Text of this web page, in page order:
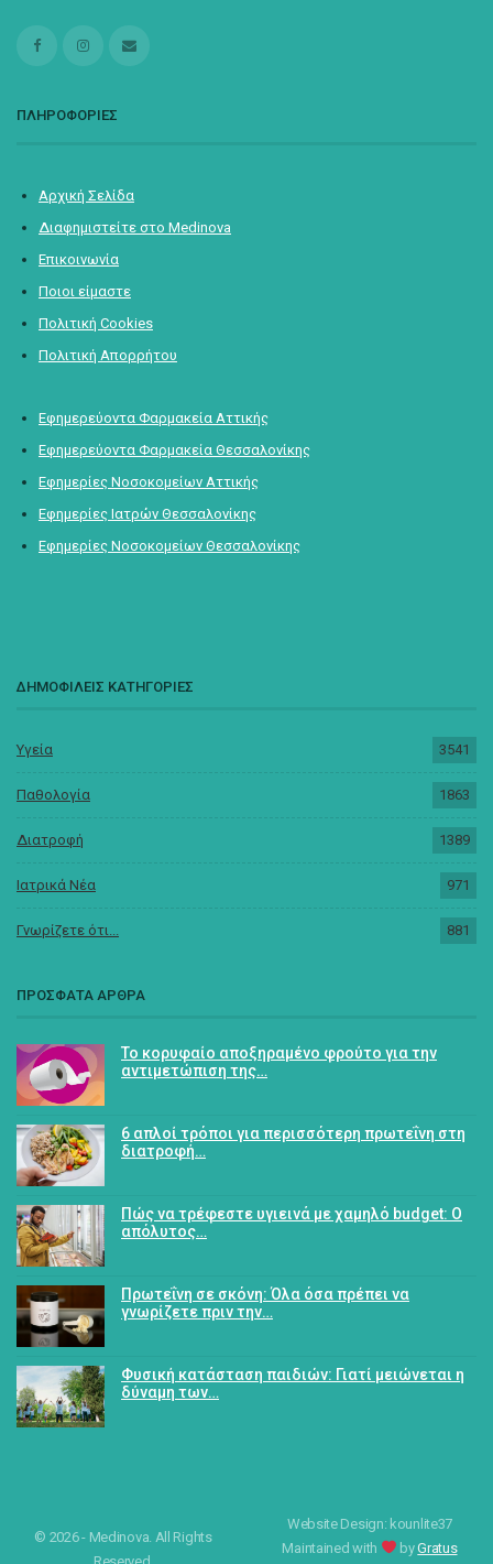
ΠΛΗΡΟΦΟΡΙΕΣ
Αρχική Σελίδα
Διαφημιστείτε στο Medinova
Επικοινωνία
Ποιοι είμαστε
Πολιτική Cookies
Πολιτική Απορρήτου
Εφημερεύοντα Φαρμακεία Αττικής
Εφημερεύοντα Φαρμακεία Θεσσαλονίκης
Εφημερίες Νοσοκομείων Αττικής
Εφημερίες Ιατρών Θεσσαλονίκης
Εφημερίες Νοσοκομείων Θεσσαλονίκης
ΔΗΜΟΦΙΛΕΙΣ ΚΑΤΗΓΟΡΙΕΣ
Υγεία 3541
Παθολογία 1863
Διατροφή 1389
Ιατρικά Νέα 971
Γνωρίζετε ότι... 881
ΠΡΟΣΦΑΤΑ ΑΡΘΡΑ
Το κορυφαίο αποξηραμένο φρούτο για την
αντιμετώπιση της…
6 απλοί τρόποι για περισσότερη πρωτεΐνη στη
διατροφή…
Πώς να τρέφεστε υγιεινά με χαμηλό budget: Ο
απόλυτος…
Πρωτεΐνη σε σκόνη: Όλα όσα πρέπει να
γνωρίζετε πριν την…
Φυσική κατάσταση παιδιών: Γιατί μειώνεται η
δύναμη των…
© 2026 - Medinova. All Rights
Website Design: kounlite37
Maintained with
byGratus